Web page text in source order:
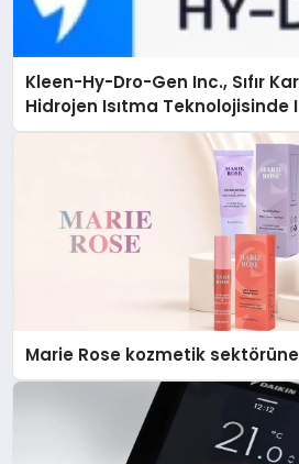
Kleen-Hy-Dro-Gen Inc., Sıfır
Hidrojen Isıtma Teknolojisinde
Düzenleyici Onaylarını Aldı
Marie Rose kozmetik